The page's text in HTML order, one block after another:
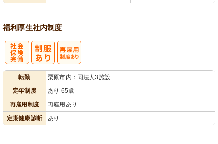
福利厚生社内制度
転勤
栗原市内：同法人3施設
定年制度
あり 65歳
再雇用制度
再雇用あり
定期健康診断
あり